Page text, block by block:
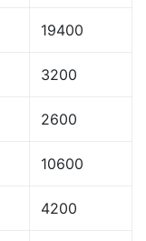
19400
3200
2600
10600
4200